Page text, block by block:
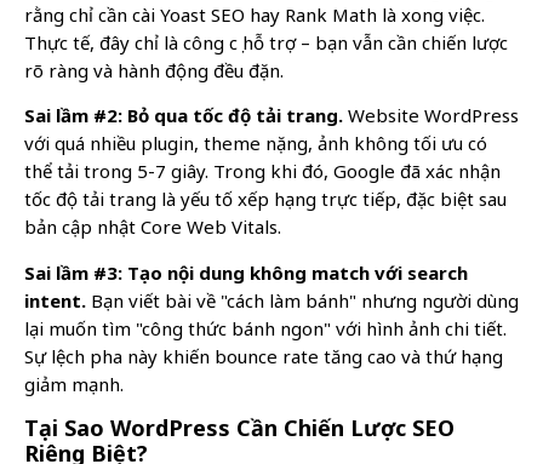
rằng chỉ cần cài Yoast SEO hay Rank Math là xong việc.
Thực tế, đây chỉ là công cụ hỗ trợ – bạn vẫn cần chiến lược
rõ ràng và hành động đều đặn.
Sai lầm #2: Bỏ qua tốc độ tải trang. Website WordPress
với quá nhiều plugin, theme nặng, ảnh không tối ưu có
thể tải trong 5-7 giây. Trong khi đó, Google đã xác nhận
tốc độ tải trang là yếu tố xếp hạng trực tiếp, đặc biệt sau
bản cập nhật Core Web Vitals.
Sai lầm #3: Tạo nội dung không match với search
intent. Bạn viết bài về "cách làm bánh" nhưng người dùng
lại muốn tìm "công thức bánh ngon" với hình ảnh chi tiết.
Sự lệch pha này khiến bounce rate tăng cao và thứ hạng
giảm mạnh.
Tại Sao WordPress Cần Chiến Lược SEO
Riêng Biệt?